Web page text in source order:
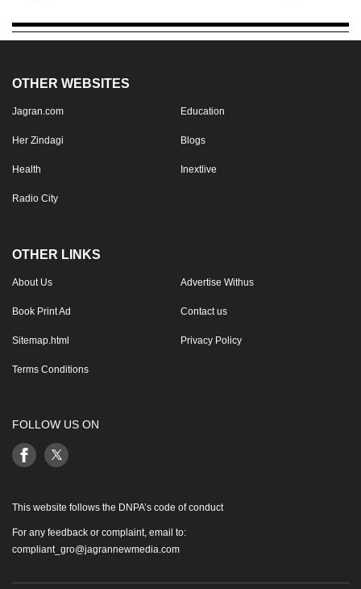
OTHER WEBSITES
Jagran.com Education
Her Zindagi Blogs
Health Inextlive
Radio City
OTHER LINKS
About Us Advertise Withus
Book Print Ad Contact us
Sitemap.html Privacy Policy
Terms Conditions
FOLLOW US ON
This website follows the DNPA’s code of conduct
For any feedback or complaint, email to:
compliant_gro@jagrannewmedia.com